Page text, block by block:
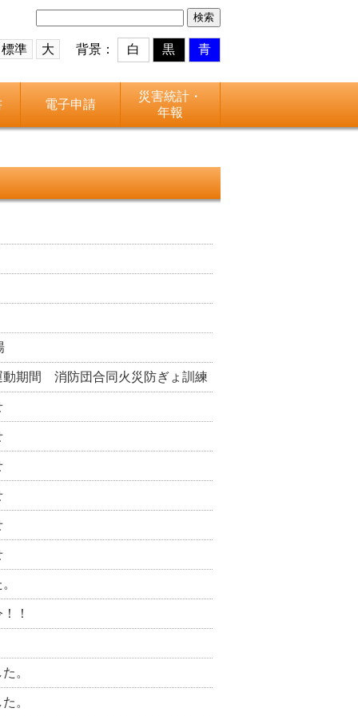
検
索:
標準 大 背景： 白 黒 青
電子申請
災害統計・
年報
期間 消防団合同火災防ぎょ訓練
！
。
。